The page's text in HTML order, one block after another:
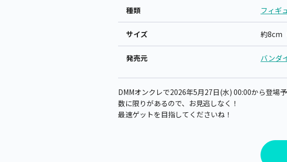
種類 フィギ
サイズ 約8cm
発売元 バンダ
DMMオンクレで2026年5月27日(水) 00:00から登場予
数に限りがあるので、お見逃しなく！
最速ゲットを目指してくださいね！